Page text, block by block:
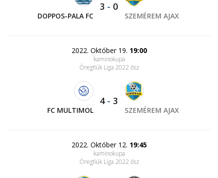
DOPPOS-PALA FC
3 - 0
SZEMÉREM AJAX
2022. Október 19. 19:00
kaminokupa
Öregfiúk Liga 2022 ősz
FC MULTIMOL
4- 3
SZEMÉREM AJAX
2022. Október 12. 19:45
kaminokupa
Öregfiúk Liga 2022 ősz